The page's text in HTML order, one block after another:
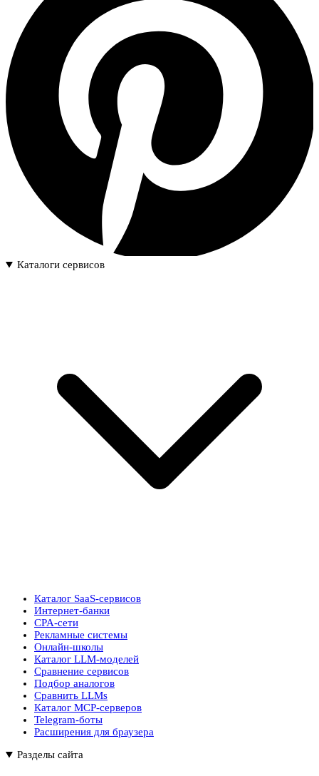
Каталоги сервисов
Каталог SaaS-сервисов
Интернет-банки
CPA-сети
Рекламные системы
Онлайн-школы
Каталог LLM-моделей
Сравнение сервисов
Подбор аналогов
Сравнить LLMs
Каталог MCP-серверов
Telegram-боты
Расширения для браузера
Разделы сайта